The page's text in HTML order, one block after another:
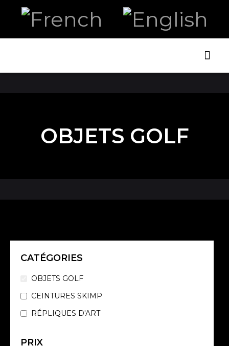
OBJETS GOLF
CATÉGORIES
OBJETS GOLF
CEINTURES SKIMP
RÉPLIQUES D'ART
PRIX